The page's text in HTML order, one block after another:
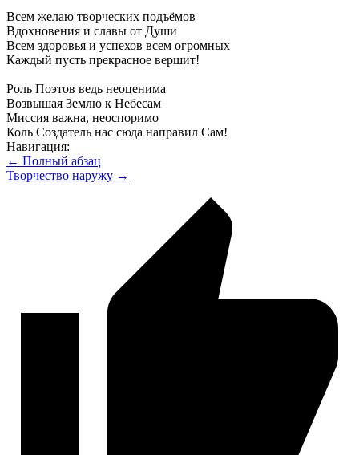
Всем желаю творческих подъёмов
Вдохновения и славы от Души
Всем здоровья и успехов всем огромных
Каждый пусть прекрасное вершит!
Роль Поэтов ведь неоценима
Возвышая Землю к Небесам
Миссия важна, неоспоримо
Коль Создатель нас сюда направил Сам!
Навигация:
← Полный абзац
Творчество наружу →